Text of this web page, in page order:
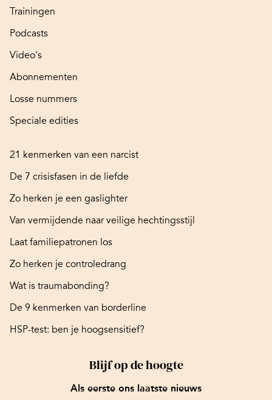
Trainingen
Podcasts
Video's
Abonnementen
Losse nummers
Speciale edities
21 kenmerken van een narcist
De 7 crisisfasen in de liefde
Zo herken je een gaslighter
Van vermijdende naar veilige hechtingsstijl
Laat familiepatronen los
Zo herken je controledrang
Wat is traumabonding?
De 9 kenmerken van borderline
HSP-test: ben je hoogsensitief?
Blijf op de hoogte
Als eerste ons laatste nieuws